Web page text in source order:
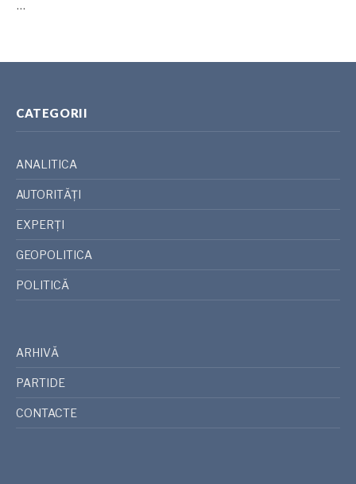
…
CATEGORII
ANALITICA
AUTORITĂȚI
EXPERȚI
GEOPOLITICA
POLITICĂ
ARHIVĂ
PARTIDE
CONTACTE